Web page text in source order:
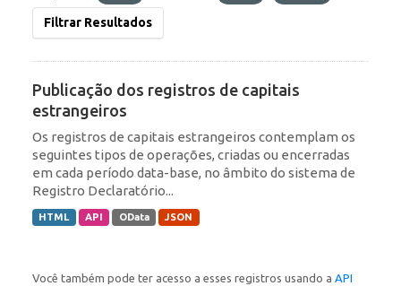
Filtrar Resultados
Publicação dos registros de capitais
estrangeiros
Os registros de capitais estrangeiros contemplam os
seguintes tipos de operações, criadas ou encerradas
em cada período data-base, no âmbito do sistema de
Registro Declaratório...
HTML API OData JSON
Você também pode ter acesso a esses registros usando a API